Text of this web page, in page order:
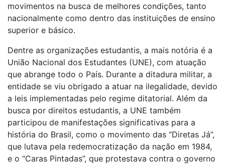
movimentos na busca de melhores condições, tanto
nacionalmente como dentro das instituições de ensino
superior e básico.
Dentre as organizações estudantis, a mais notória é a
União Nacional dos Estudantes (UNE), com atuação
que abrange todo o País. Durante a ditadura militar, a
entidade se viu obrigado a atuar na ilegalidade, devido
a leis implementadas pelo regime ditatorial. Além da
busca por direitos estudantis, a UNE também
participou de manifestações significativas para a
história do Brasil, como o movimento das “Diretas Já”,
que lutava pela redemocratização da nação em 1984,
e o “Caras Pintadas”, que protestava contra o governo